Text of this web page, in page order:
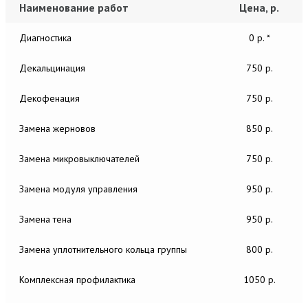
Наименование работ Цена, р.
Диагностика 0 р. *
Декальцинация 750 р.
Декофенация 750 р.
Замена жерновов 850 р.
Замена микровыключателей 750 р.
Замена модуля управления 950 р.
Замена тена 950 р.
Замена уплотнительного кольца группы 800 р.
Комплексная профилактика 1050 р.